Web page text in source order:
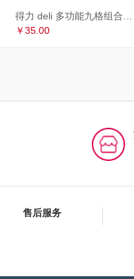
￥35.00
售后服务